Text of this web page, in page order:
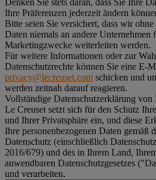
Denken Sie stets daran, dass Sie Ihre
Ihre Präferenzen jederzeit ändern
Bitte seien Sie versichert, dass wir
Daten niemals an andere Unternehmen
Marketingzwecke weiterleiten werden.
Für weitere Informationen oder zur
Datenschutzrechte können Sie eine E-
privacy@lecreuset.com schicken und
werden zeitnah darauf reagieren.
Vollständige Datenschutzerklärung von
Le Creuset setzt sich für den Schutz
und Ihrer Privatsphäre ein, und diese
Ihre personenbezogenen Daten gemäß
Datenschutz (einschließlich
2016/679) und des in Ihrem Land,
anwendbaren Datenschutzgesetzes ("
und verarbeiten.